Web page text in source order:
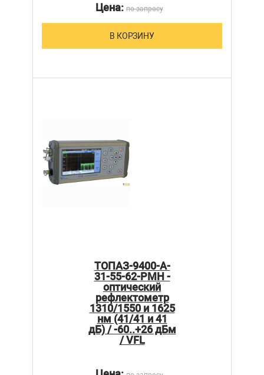
Цена:по запросу
В КОРЗИНУ
ТОПАЗ-9400-A-
31-55-62-PMH -
оптический
рефлектометр
1310/1550 и 1625
нм (41/41 и 41
дБ) / -60..+26 дБм
/ VFL